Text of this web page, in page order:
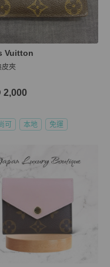
Vuitton
皮夾
2,000
可 本地 免運